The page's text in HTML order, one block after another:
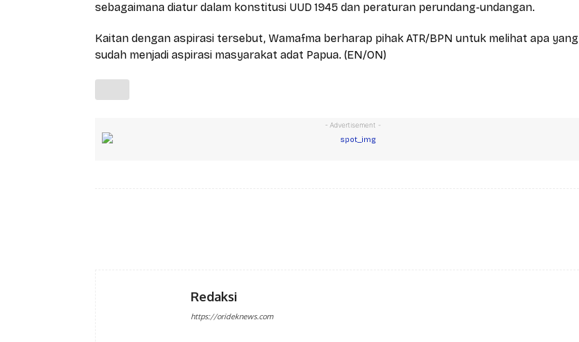
sebagaimana diatur dalam konstitusi UUD 1945 dan peraturan perundang-undangan.
Kaitan dengan aspirasi tersebut, Wamafma berharap pihak ATR/BPN untuk melihat apa yang
sudah menjadi aspirasi masyarakat adat Papua. (EN/ON)
- Advertisement -
Redaksi
https://orideknews.com